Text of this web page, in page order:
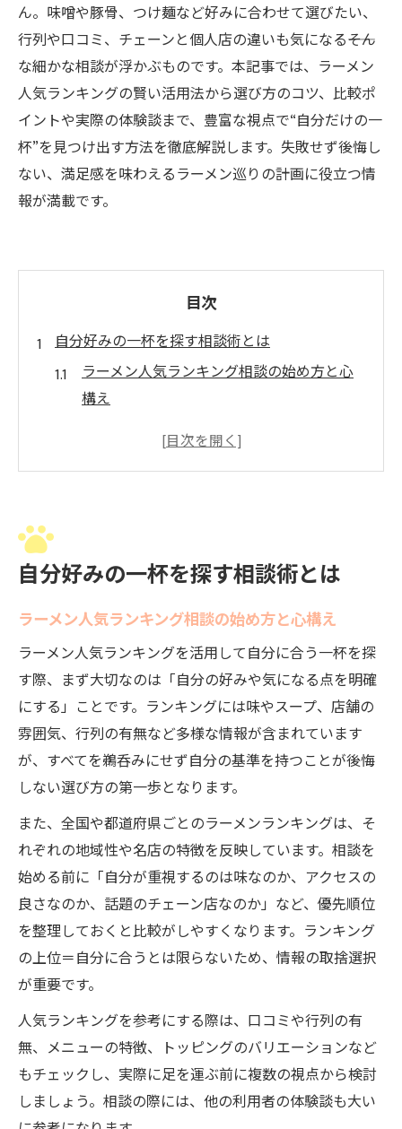
ん。味噌や豚骨、つけ麺など好みに合わせて選びたい、
行列や口コミ、チェーンと個人店の違いも気になる――そん
な細かな相談が浮かぶものです。本記事では、ラーメン
人気ランキングの賢い活用法から選び方のコツ、比較ポ
イントや実際の体験談まで、豊富な視点で“自分だけの一
杯”を見つけ出す方法を徹底解説します。失敗せず後悔し
ない、満足感を味わえるラーメン巡りの計画に役立つ情
報が満載です。
目次
自分好みの一杯を探す相談術とは
ラーメン人気ランキング相談の始め方と心
構え
自分の好みに合う一杯を相談で見つけるコ
ト
学ぶ
多彩な味のラーメン人気ランキング解説
ラーメン人気ランキング相談で味の違いを
知る
味噌や豚骨など多彩な味の相談ポイント紹
介
法
相談で味の嗜好をランキングに生かす方法
ラーメン人気ランキング相談で味を深掘り
する
好みに合わせるラーメン選び相談ポイント
ラーメン人気ランキング相談で失敗しない
選び方
相談を活用した好み別ラーメンランキング
検討法
自分に合うラーメンを相談しながら探す秘
訣
自分好みの一杯を探す相談術とは
ラーメン人気ランキング相談の始め方と心構え
ラーメン人気ランキングを活用して自分に合う一杯を探
す際、まず大切なのは「自分の好みや気になる点を明確
にする」ことです。ランキングには味やスープ、店舗の
雰囲気、行列の有無など多様な情報が含まれています
が、すべてを鵜呑みにせず自分の基準を持つことが後悔
しない選び方の第一歩となります。
また、全国や都道府県ごとのラーメンランキングは、そ
れぞれの地域性や名店の特徴を反映しています。相談を
始める前に「自分が重視するのは味なのか、アクセスの
良さなのか、話題のチェーン店なのか」など、優先順位
を整理しておくと比較がしやすくなります。ランキング
の上位＝自分に合うとは限らないため、情報の取捨選択
が重要です。
人気ランキングを参考にする際は、口コミや行列の有
無、メニューの特徴、トッピングのバリエーションなど
もチェックし、実際に足を運ぶ前に複数の視点から検討
しましょう。相談の際には、他の利用者の体験談も大い